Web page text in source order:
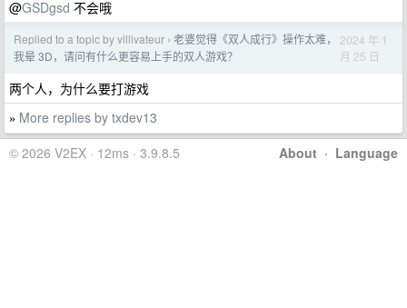
@GSDgsd 不会哦
Replied to a topic by villivateur › 老婆觉得《双人成行》操作太难，
我晕 3D，请问有什么更容易上手的双人游戏？
2024 年 1
月 25 日
两个人，为什么要打游戏
» More replies by txdev13
About · Language
© 2026 V2EX · 12ms · 3.9.8.5